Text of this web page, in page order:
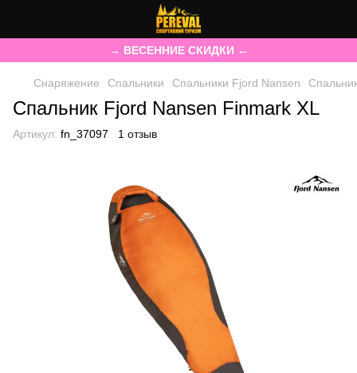
→ ВЕСЕННИЕ СКИДКИ ←
Снаряжение Спальники Спальники Fjord Nansen
Спальник Fjord Nansen Finmark XL
Артикул: fn_37097 1 отзыв